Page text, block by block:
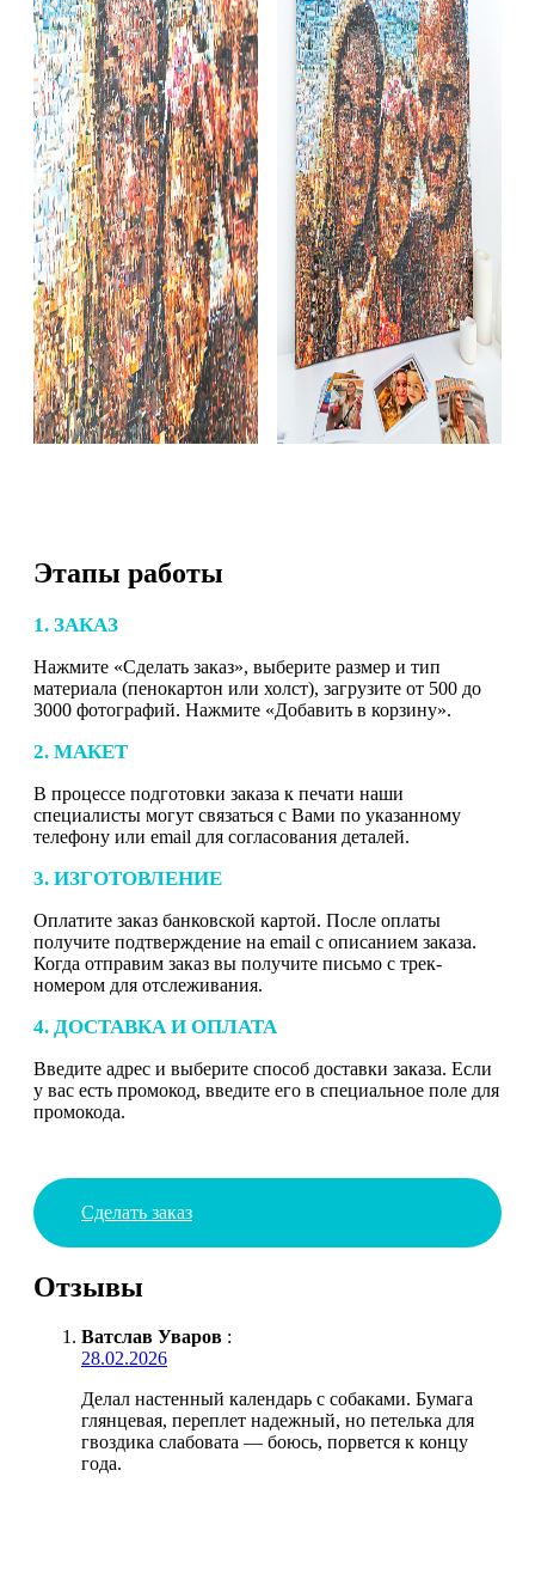
Этапы работы
1. ЗАКАЗ
Нажмите «Сделать заказ», выберите размер и тип
материала (пенокартон или холст), загрузите от 500 до
3000 фотографий. Нажмите «Добавить в корзину».
2. МАКЕТ
В процессе подготовки заказа к печати наши
специалисты могут связаться с Вами по указанному
телефону или email для согласования деталей.
3. ИЗГОТОВЛЕНИЕ
Оплатите заказ банковской картой. После оплаты
получите подтверждение на email с описанием заказа.
Когда отправим заказ вы получите письмо с трек-
номером для отслеживания.
4. ДОСТАВКА И ОПЛАТА
Введите адрес и выберите способ доставки заказа. Если
у вас есть промокод, введите его в специальное поле для
промокода.
Сделать заказ
Отзывы
Ватслав Уваров :
28.02.2026
Делал настенный календарь с собаками. Бумага
глянцевая, переплет надежный, но петелька для
гвоздика слабовата — боюсь, порвется к концу
года.